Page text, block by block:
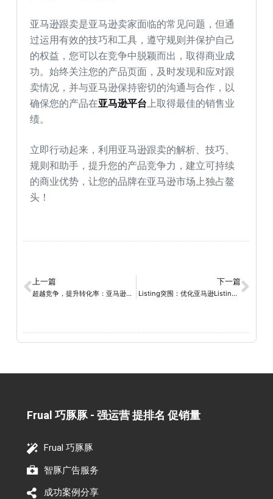
亚马逊跟卖是亚马逊卖家面临的常见问题，但通
过运用有效的技巧和工具，遵守规则并保护自己
的权益，您可以在竞争中脱颖而出，取得商业成
功。始终关注您的产品页面，及时发现和应对跟
卖情况，并与亚马逊保持密切的沟通与合作，以
确保您的产品在亚马逊平台上取得最佳的销售业
绩。
立即行动起来，利用亚马逊跟卖的解析、技巧、
规则和助手，提升您的产品竞争力，建立可持续
的商业优势，让您的品牌在亚马逊市场上独占鳌
头！
上一篇
超越竞争，提升转化率：亚马逊广告关键词优化策略大揭秘
下一篇
Listing突围：优化亚马逊Listing，提升销售业绩的秘诀
Frual 巧豚豚 - 强运营 提排名 促销量​
Frual 巧豚豚
智豚广告服务
成功案例分享